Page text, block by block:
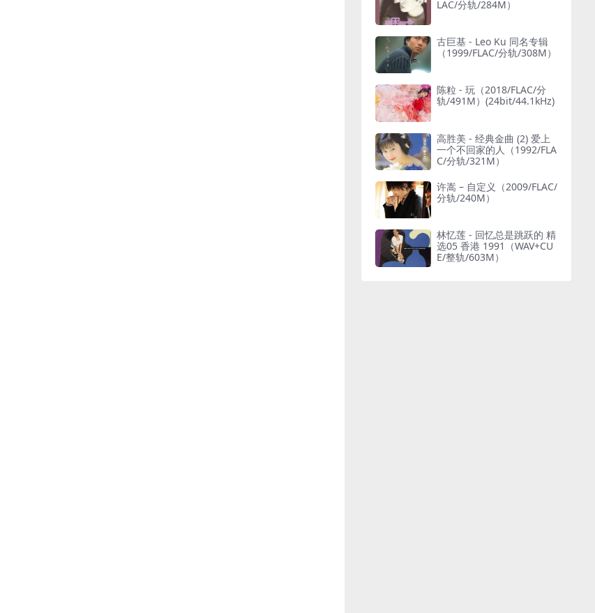
LAC/分轨/284M）
古巨基 - Leo Ku 同名专辑
（1999/FLAC/分轨/308M）
陈粒 - 玩（2018/FLAC/分
轨/491M）(24bit/44.1kHz)
高胜美 - 经典金曲 (2) 爱上
一个不回家的人（1992/FLA
C/分轨/321M）
许嵩 – 自定义（2009/FLAC/
分轨/240M）
林忆莲 - 回忆总是跳跃的 精
选05 香港 1991（WAV+CU
E/整轨/603M）